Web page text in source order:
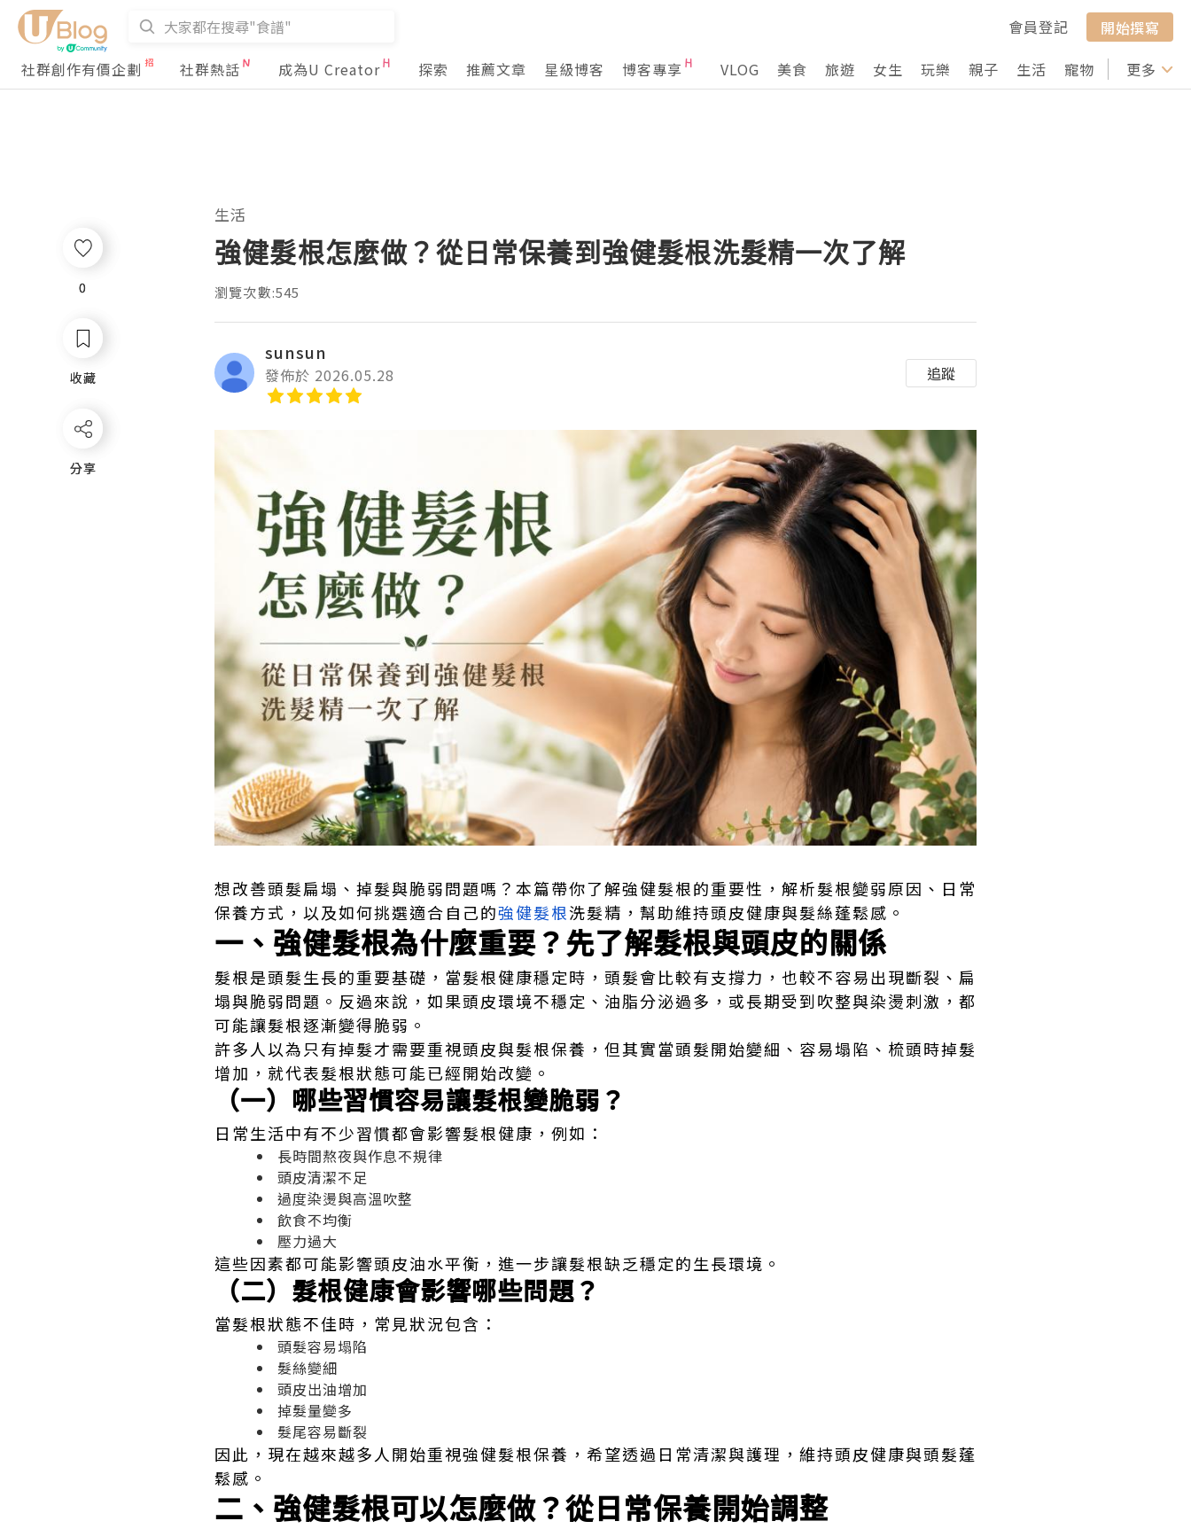
會員登記
開始撰寫
社群創作有價企劃
社群熱話 成為U Creator 探索 推薦文章 星級博客 博客專享 VLOG 美食 旅遊 女生 玩樂 親子 生活 寵物 行山 打卡
更多
0
收藏
分享
生活
強健髮根怎麼做？從日常保養到強健髮根洗髮精一次了解
瀏覽次數:545
sunsun
發佈於 2026.05.28 追蹤
想改善頭髮扁塌、掉髮與脆弱問題嗎？本篇帶你了解強健髮根的重要性，解析髮根變弱原因、日常
保養方式，以及如何挑選適合自己的強健髮根洗髮精，幫助維持頭皮健康與髮絲蓬鬆感。
一、強健髮根為什麼重要？先了解髮根與頭皮的關係
髮根是頭髮生長的重要基礎，當髮根健康穩定時，頭髮會比較有支撐力，也較不容易出現斷裂、扁
塌與脆弱問題。反過來說，如果頭皮環境不穩定、油脂分泌過多，或長期受到吹整與染燙刺激，都
可能讓髮根逐漸變得脆弱。
許多人以為只有掉髮才需要重視頭皮與髮根保養，但其實當頭髮開始變細、容易塌陷、梳頭時掉髮
增加，就代表髮根狀態可能已經開始改變。
（一）哪些習慣容易讓髮根變脆弱？
日常生活中有不少習慣都會影響髮根健康，例如：
長時間熬夜與作息不規律
頭皮清潔不足
過度染燙與高溫吹整
飲食不均衡
壓力過大
這些因素都可能影響頭皮油水平衡，進一步讓髮根缺乏穩定的生長環境。
（二）髮根健康會影響哪些問題？
當髮根狀態不佳時，常見狀況包含：
頭髮容易塌陷
髮絲變細
頭皮出油增加
掉髮量變多
髮尾容易斷裂
因此，現在越來越多人開始重視強健髮根保養，希望透過日常清潔與護理，維持頭皮健康與頭髮蓬
鬆感。
二、強健髮根可以怎麼做？從日常保養開始調整
0
收藏
分享